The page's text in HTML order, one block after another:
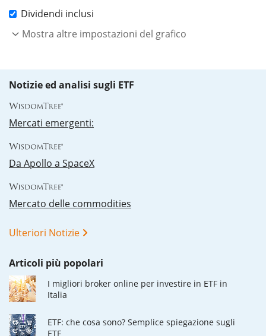
Dividendi inclusi
Mostra altre impostazioni del grafico
Notizie ed analisi sugli ETF
Mercati emergenti:
Da Apollo a SpaceX
Mercato delle commodities
Ulteriori Notizie
Articoli più popolari
I migliori broker online per investire in ETF in
Italia
ETF: che cosa sono? Semplice spiegazione sugli
ETF